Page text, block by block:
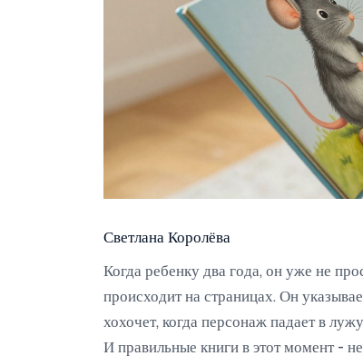
Светлана Королёва
Когда ребенку два года, он уже не
происходит на страницах. Он
хохочет, когда персонаж падает в
И правильные книги в этот момент -